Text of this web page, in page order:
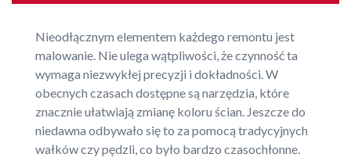
Nieodłącznym elementem każdego remontu jest
malowanie. Nie ulega wątpliwości, że czynność ta
wymaga niezwykłej precyzji i dokładności. W
obecnych czasach dostępne są narzędzia, które
znacznie ułatwiają zmianę koloru ścian. Jeszcze do
niedawna odbywało się to za pomocą tradycyjnych
wałków czy pędzli, co było bardzo czasochłonne.